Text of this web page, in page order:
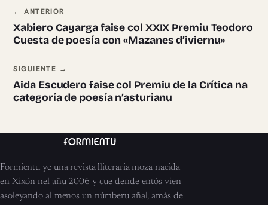
Navegación ente pieces
← ANTERIOR
Xabiero Cayarga faise col XXIX Premiu Teodoro
Cuesta de poesía con «Mazanes d’iviernu»
SIGUIENTE →
Aida Escudero faise col Premiu de la Crítica na
categoría de poesía n’asturianu
Formientu ye una revista lliteraria moza nacida
en Xixón nel añu 2006 y que dende entós vien
asoleyando al menos un númberu añal, amás de